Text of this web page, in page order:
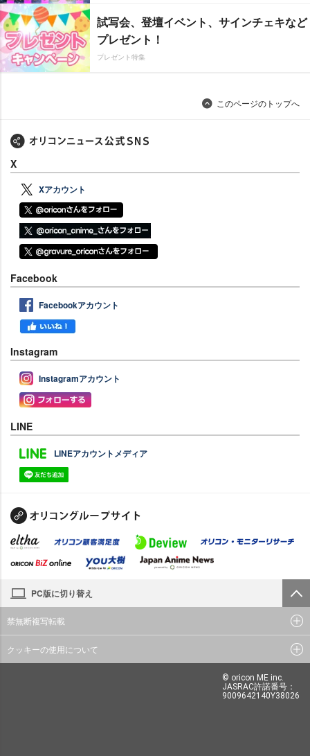
試写会、登壇イベント、サインチェキなど
プレゼント！
プレゼント特集
このページのトップへ
X
Xアカウント
Facebook
Facebookアカウント
Instagram
Instagramアカウント
LINE
LINEアカウントメディア
PC版に切り替え
禁無断複写転載
クッキーの使用について
© oricon ME inc.
JASRAC許諾番号：
9009642140Y38026